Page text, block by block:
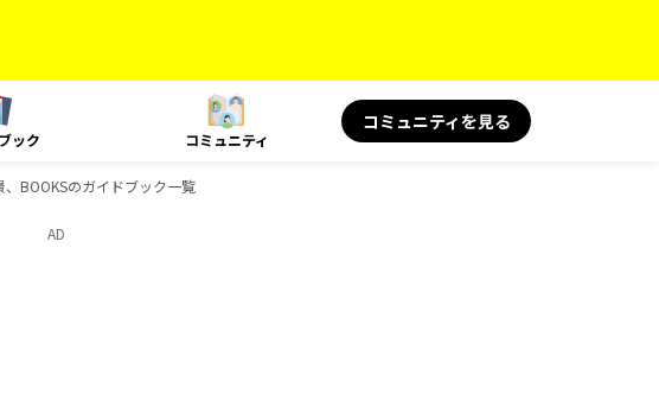
ック コミュニティ
コミュニティを見る
BOOKSのガイドブック一覧
AD